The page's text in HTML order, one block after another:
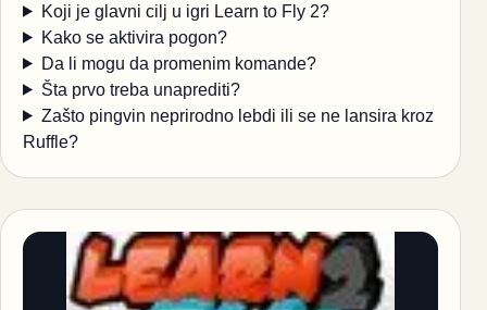
Koji je glavni cilj u igri Learn to Fly 2?
Kako se aktivira pogon?
Da li mogu da promenim komande?
Šta prvo treba unaprediti?
Zašto pingvin neprirodno lebdi ili se ne lansira kroz
Ruffle?